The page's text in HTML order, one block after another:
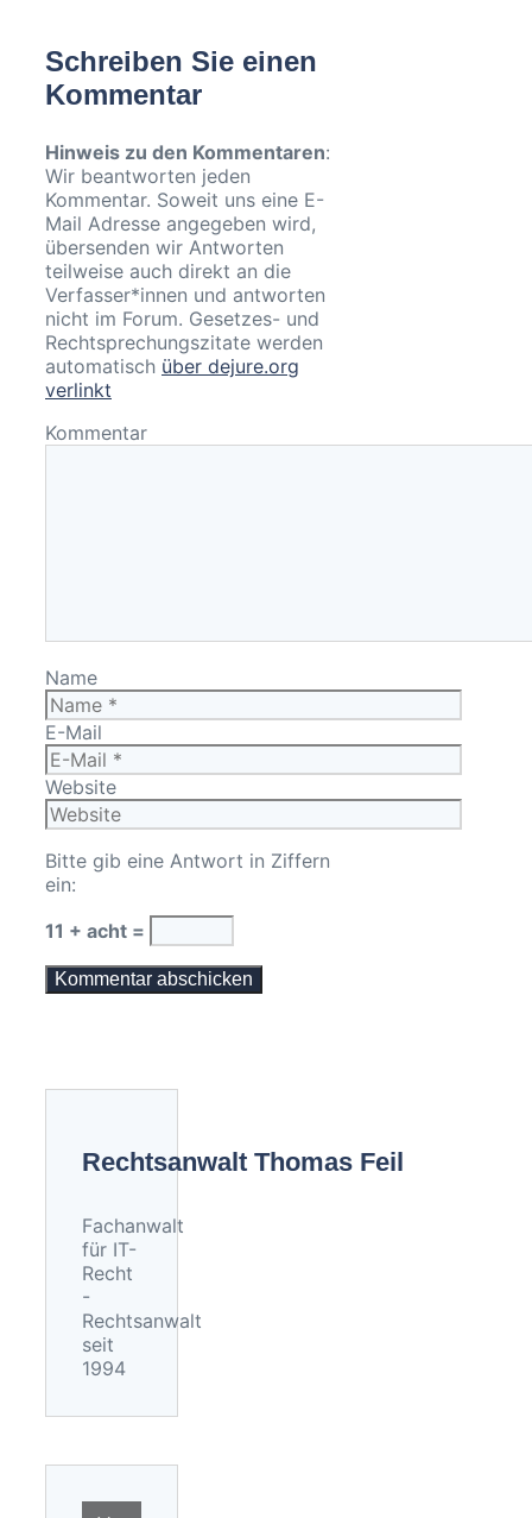
Schreiben Sie einen
Kommentar
Hinweis zu den Kommentaren:
Wir beantworten jeden
Kommentar. Soweit uns eine E-
Mail Adresse angegeben wird,
übersenden wir Antworten
teilweise auch direkt an die
Verfasser*innen und antworten
nicht im Forum. Gesetzes- und
Rechtsprechungszitate werden
automatisch über dejure.org
verlinkt
Kommentar
Name
E-Mail
Website
Bitte gib eine Antwort in Ziffern
ein:
11 + acht =
Rechtsanwalt Thomas Feil
Fachanwalt
für IT-
Recht
-
Rechtsanwalt
seit
1994